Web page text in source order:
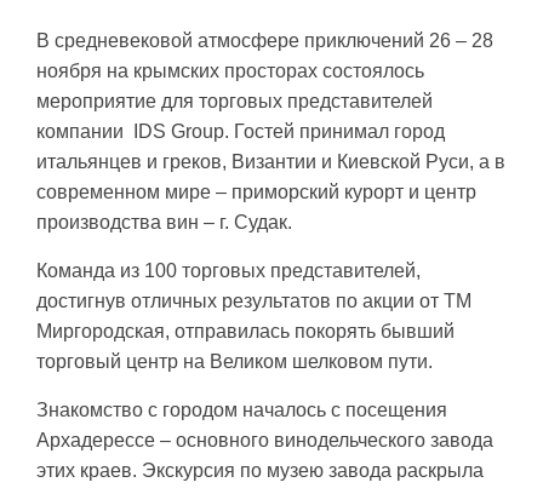
В средневековой атмосфере приключений 26 – 28
ноября на крымских просторах состоялось
мероприятие для торговых представителей
компании IDS Group. Гостей принимал город
итальянцев и греков, Византии и Киевской Руси, а в
современном мире – приморский курорт и центр
производства вин – г. Судак.
Команда из 100 торговых представителей,
достигнув отличных результатов по акции от ТМ
Миргородская, отправилась покорять бывший
торговый центр на Великом шелковом пути.
Знакомство с городом началось с посещения
Архадерессе – основного винодельческого завода
этих краев. Экскурсия по музею завода раскрыла